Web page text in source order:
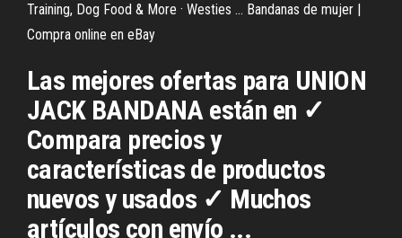
Training, Dog Food & More · Westies ... Bandanas de mujer |
Compra online en eBay
Las mejores ofertas para UNION
JACK BANDANA están en ✓
Compara precios y
características de productos
nuevos y usados ✓ Muchos
artículos con envío ...